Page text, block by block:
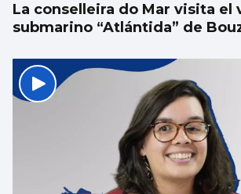
La conselleira do Mar visita el
submarino “Atlántida” de